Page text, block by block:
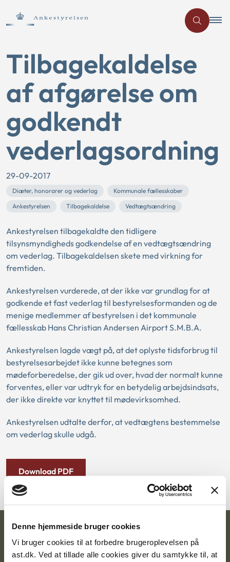
Denne hjemmeside bruger cookies
Vi bruger cookies til at forbedre brugeroplevelsen på
ast.dk. Ved at tillade alle cookies giver du samtykke til, at
Tilbagekaldelse
af afgørelse om
godkendt
vederlagsordning
29-09-2017
Diæter, honorarer og vederlag
Kommunale fællesskaber
Ankestyrelsen
Tilbagekaldelse Vedtægtsændring
Ankestyrelsen tilbagekaldte den tidligere
tilsynsmyndigheds godkendelse af en vedtægtsændring
om vederlag. Tilbagekaldelsen skete med virkning for
fremtiden.
Ankestyrelsen vurderede, at der ikke var grundlag for at
godkende et fast vederlag til bestyrelsesformanden og de
menige medlemmer af bestyrelsen i det kommunale
fællesskab Hans Christian Andersen Airport S.M.B.A.
Ankestyrelsen lagde vægt på, at det oplyste tidsforbrug til
bestyrelsesarbejdet ikke kunne betegnes som
mødeforberedelse, der gik ud over, hvad der normalt kunne
forventes, eller var udtryk for en betydelig arbejdsindsats,
der ikke direkte var knyttet til mødevirksomhed.
Ankestyrelsen udtalte derfor, at vedtægtens bestemmelse
om vederlag skulle udgå.
Download PDF
Ankestyrelsen
Postadresse: